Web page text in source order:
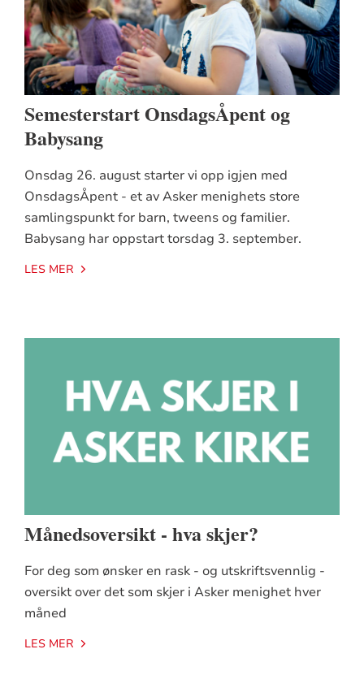
Semesterstart OnsdagsÅpent og
Babysang
Onsdag 26. august starter vi opp igjen med
OnsdagsÅpent - et av Asker menighets store
samlingspunkt for barn, tweens og familier.
Babysang har oppstart torsdag 3. september.
LES MER
Månedsoversikt - hva skjer?
For deg som ønsker en rask - og utskriftsvennlig -
oversikt over det som skjer i Asker menighet hver
måned
LES MER